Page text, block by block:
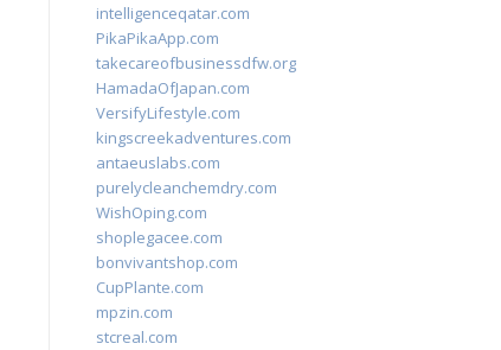
intelligenceqatar.com
PikaPikaApp.com
takecareofbusinessdfw.org
HamadaOfJapan.com
VersifyLifestyle.com
kingscreekadventures.com
antaeuslabs.com
purelycleanchemdry.com
WishOping.com
shoplegacee.com
bonvivantshop.com
CupPlante.com
mpzin.com
stcreal.com